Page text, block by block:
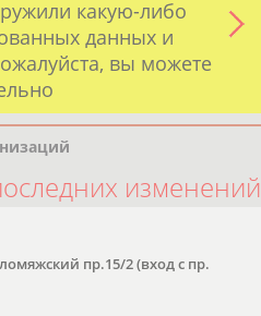
какую-либо
данных и
вы можете
изменений
пр.15/2 (вход с пр.